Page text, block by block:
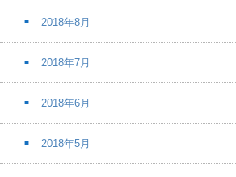
2018年8月
2018年7月
2018年6月
2018年5月